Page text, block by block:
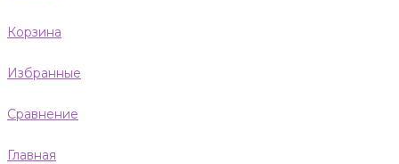
Корзина
Избранные
Сравнение
Главная